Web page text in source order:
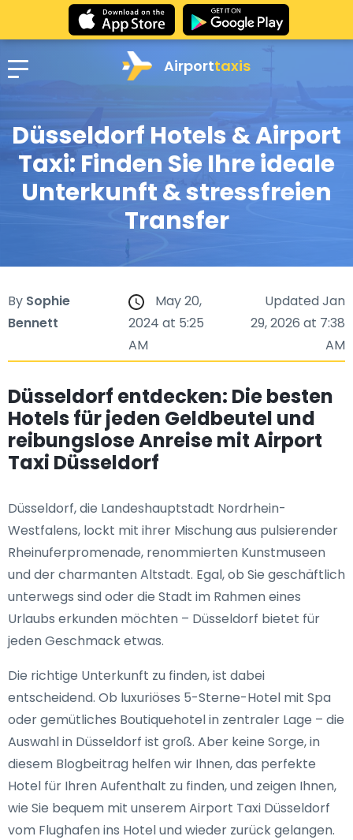
Airporttaxis
Düsseldorf Hotels & Airport
Taxi: Finden Sie Ihre ideale
Unterkunft & stressfreien
Transfer
By Sophie
Bennett
May 20,
2024 at 5:25
AM
Updated Jan
29, 2026 at 7:38
AM
Düsseldorf entdecken: Die besten
Hotels für jeden Geldbeutel und
reibungslose Anreise mit Airport
Taxi Düsseldorf
Düsseldorf, die Landeshauptstadt Nordrhein-
Westfalens, lockt mit ihrer Mischung aus pulsierender
Rheinuferpromenade, renommierten Kunstmuseen
und der charmanten Altstadt. Egal, ob Sie geschäftlich
unterwegs sind oder die Stadt im Rahmen eines
Urlaubs erkunden möchten – Düsseldorf bietet für
jeden Geschmack etwas.
Die richtige Unterkunft zu finden, ist dabei
entscheidend. Ob luxuriöses 5-Sterne-Hotel mit Spa
oder gemütliches Boutiquehotel in zentraler Lage – die
Auswahl in Düsseldorf ist groß. Aber keine Sorge, in
diesem Blogbeitrag helfen wir Ihnen, das perfekte
Hotel für Ihren Aufenthalt zu finden, und zeigen Ihnen,
wie Sie bequem mit unserem Airport Taxi Düsseldorf
vom Flughafen ins Hotel und wieder zurück gelangen.